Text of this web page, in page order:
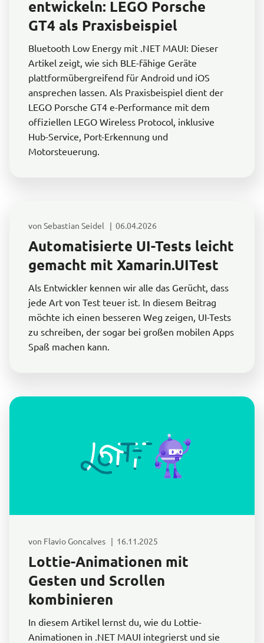
entwickeln: LEGO Porsche
GT4 als Praxisbeispiel
Bluetooth Low Energy mit .NET MAUI: Dieser
Artikel zeigt, wie sich BLE-fähige Geräte
plattformübergreifend für Android und iOS
ansprechen lassen. Als Praxisbeispiel dient der
LEGO Porsche GT4 e-Performance mit dem
offiziellen LEGO Wireless Protocol, inklusive
Hub-Service, Port-Erkennung und
Motorsteuerung.
von Sebastian Seidel | 06.04.2026
Automatisierte UI-Tests leicht
gemacht mit Xamarin.UITest
Als Entwickler kennen wir alle das Gerücht, dass
jede Art von Test teuer ist. In diesem Beitrag
möchte ich einen besseren Weg zeigen, UI-Tests
zu schreiben, der sogar bei großen mobilen Apps
Spaß machen kann.
von Flavio Goncalves | 16.11.2025
Lottie-Animationen mit
Gesten und Scrollen
kombinieren
In diesem Artikel lernst du, wie du Lottie-
Animationen in .NET MAUI integrierst und sie